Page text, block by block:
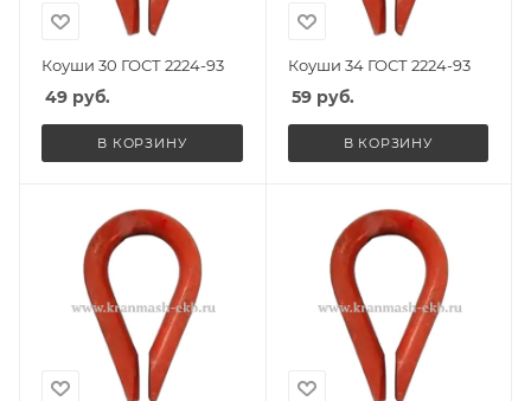
Коуши 30 ГОСТ 2224-93
49 руб.
В КОРЗИНУ
Коуши 34 ГОСТ 2224-93
59руб.
В КОРЗИНУ